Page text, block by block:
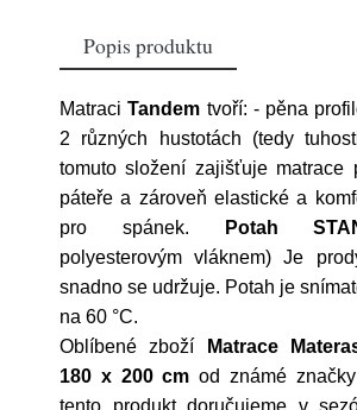
Popis produktu
MatraciTandem tvoří: - pěna
2 různých hustotách (tedy
tomuto složení zajišťuje matrace
páteře a zároveň elastické a
pro spánek.
Potah
polyesterovým vláknem) Je
snadno se udržuje. Potah je
na 60 °C.
Oblíbené zboží
Matrace
180 x 200 cm od známé značky
tento produkt doručujeme v